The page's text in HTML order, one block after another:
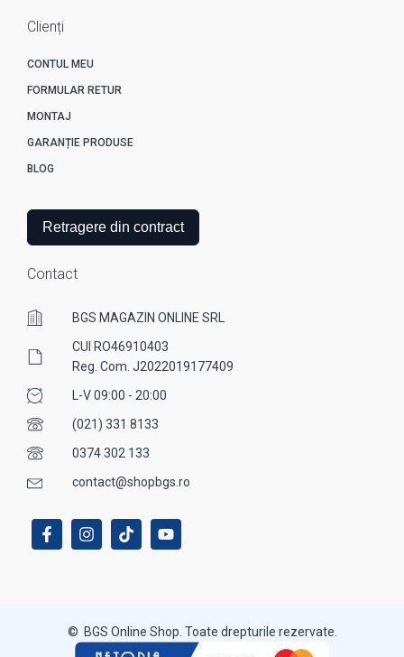
Clienți
CONTUL MEU
FORMULAR RETUR
MONTAJ
GARANȚIE PRODUSE
BLOG
Retragere din contract
Contact
BGS MAGAZIN ONLINE SRL
CUI RO46910403
Reg. Com. J2022019177409
L-V 09:00 - 20:00
(021) 331 8133
0374 302 133
contact@shopbgs.ro
© BGS Online Shop. Toate drepturile rezervate.